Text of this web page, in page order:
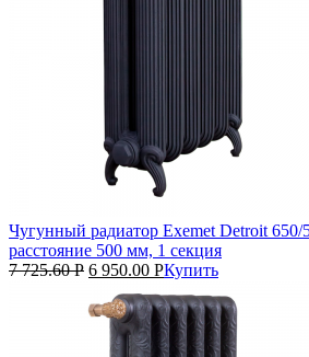
Чугунный радиатор Exemet Detroit 650/
расстояние 500 мм, 1 секция
7 725.60Р 6 950.00 РКупить